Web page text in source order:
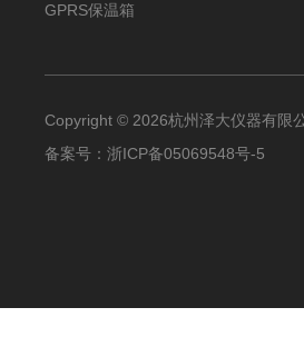
GPRS保温箱
Copyright © 2026杭州泽大仪器有限
备案号： 浙ICP备05069548号-5